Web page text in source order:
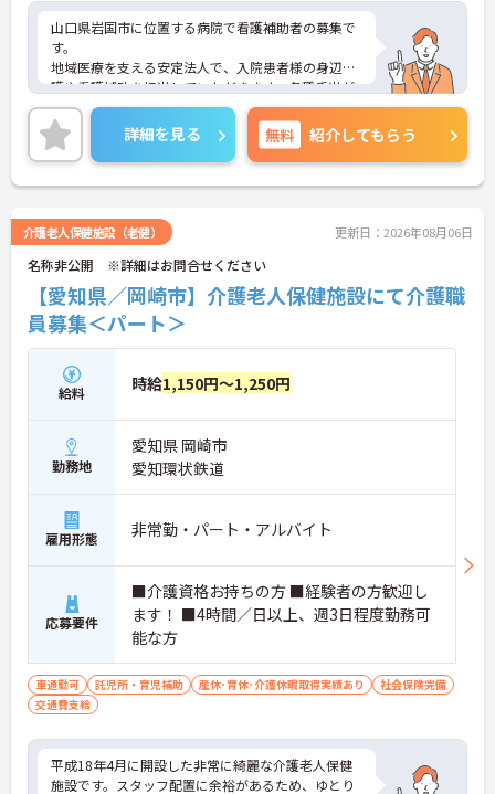
山口県岩国市に位置する病院で看護補助者の募集で
す。
地域医療を支える安定法人で、入院患者様の身辺介
護や看護補助を担当していただきます。各種手当が
充実しており、資格がなくても応募可能です。託児
所完備で子育て中の方も安心して働ける環境です。
ご興味のある方には、面接対策ポイントなどさらに
詳細をお話いたしますので、お気軽にご相談くださ
い。
詳細を見る 無料 紹介してもらう
介護老人保健施設（老健） 更新日：2026年08月06日
名称非公開 ※詳細はお問合せください
【愛知県／岡崎市】介護老人保健施設にて介護職
員募集＜パート＞
給料 時給1,150円～1,250円
勤務地
愛知県 岡崎市
愛知環状鉄道
雇用形態 非常勤・パート・アルバイト
応募要件
■介護資格お持ちの方 ■経験者の方歓迎し
ます！ ■4時間／日以上、週3日程度勤務可
能な方
車通勤可 託児所・育児補助 産休･育休･介護休暇取得実績あり
社会保険完備
交通費支給
平成18年4月に開設した非常に綺麗な介護老人保健
施設です。スタッフ配置に余裕があるため、ゆとり